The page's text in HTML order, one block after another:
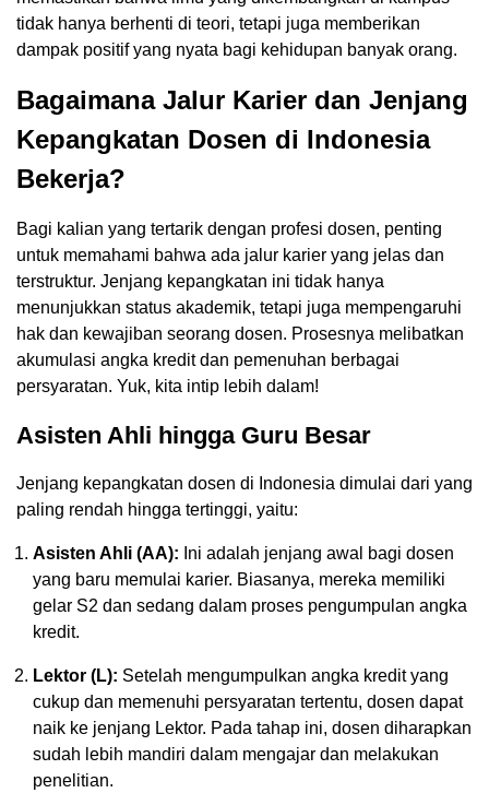
tidak hanya berhenti di teori, tetapi juga memberikan
dampak positif yang nyata bagi kehidupan banyak orang.
Bagaimana Jalur Karier dan Jenjang
Kepangkatan Dosen di Indonesia
Bekerja?
Bagi kalian yang tertarik dengan profesi dosen, penting
untuk memahami bahwa ada jalur karier yang jelas dan
terstruktur. Jenjang kepangkatan ini tidak hanya
menunjukkan status akademik, tetapi juga mempengaruhi
hak dan kewajiban seorang dosen. Prosesnya melibatkan
akumulasi angka kredit dan pemenuhan berbagai
persyaratan. Yuk, kita intip lebih dalam!
Asisten Ahli hingga Guru Besar
Jenjang kepangkatan dosen di Indonesia dimulai dari yang
paling rendah hingga tertinggi, yaitu:
Asisten Ahli (AA): Ini adalah jenjang awal bagi dosen
yang baru memulai karier. Biasanya, mereka memiliki
gelar S2 dan sedang dalam proses pengumpulan angka
kredit.
Lektor (L): Setelah mengumpulkan angka kredit yang
cukup dan memenuhi persyaratan tertentu, dosen dapat
naik ke jenjang Lektor. Pada tahap ini, dosen diharapkan
sudah lebih mandiri dalam mengajar dan melakukan
penelitian.